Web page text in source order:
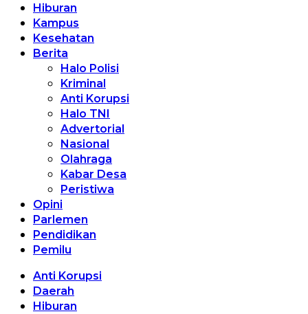
Hiburan
Kampus
Kesehatan
Berita
Halo Polisi
Kriminal
Anti Korupsi
Halo TNI
Advertorial
Nasional
Olahraga
Kabar Desa
Peristiwa
Opini
Parlemen
Pendidikan
Pemilu
Anti Korupsi
Daerah
Hiburan